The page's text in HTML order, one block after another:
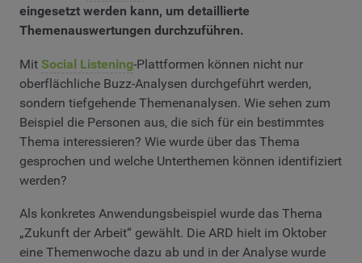
eingesetzt werden kann, um detaillierte
Themenauswertungen durchzuführen.
Mit Social Listening-Plattformen können nicht nur
oberflächliche Buzz-Analysen durchgeführt werden,
sondern tiefgehende Themenanalysen. Wie sehen zum
Beispiel die Personen aus, die sich für ein bestimmtes
Thema interessieren? Wie wurde über das Thema
gesprochen und welche Unterthemen können identifiziert
werden?
Als konkretes Anwendungsbeispiel wurde das Thema
„Zukunft der Arbeit“ gewählt. Die ARD hielt im Oktober
eine Themenwoche dazu ab und in der Analyse wurde